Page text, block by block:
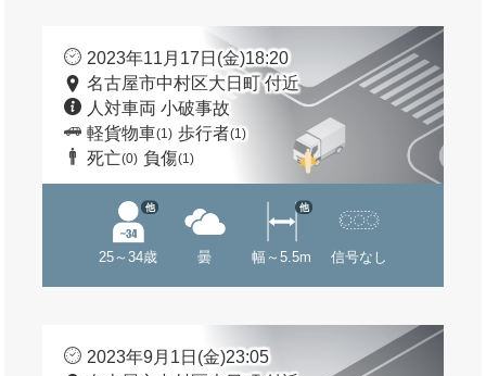
2023年11月17日(金)18:20
名古屋市中村区大日町 付近
人対車両 小破事故
軽貨物車(1) 歩行者(1)
死亡(0) 負傷(1)
25～34歳
他
曇 幅～5.5m
他
信号なし
2023年9月1日(金)23:05